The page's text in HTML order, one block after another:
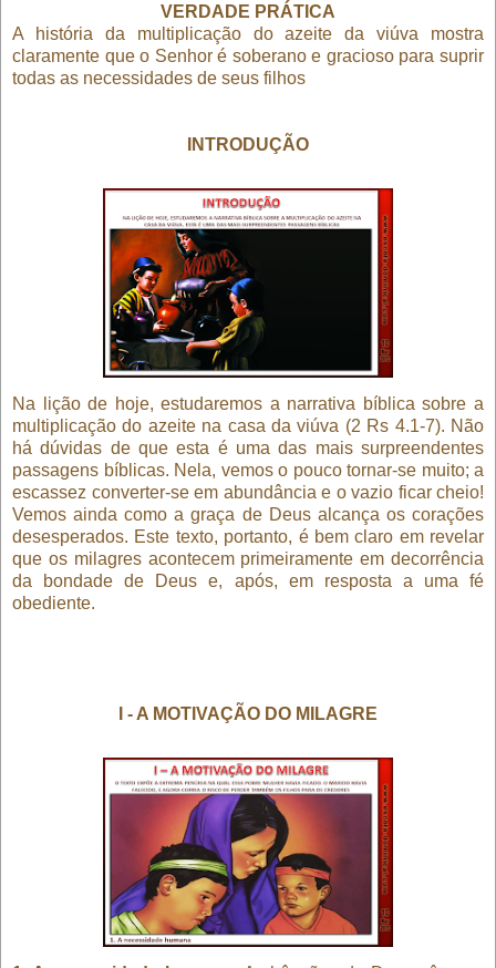
VERDADE PRÁTICA
A história da multiplicação do azeite da viúva mostra
claramente que o Senhor é soberano e gracioso para suprir
todas as necessidades de seus filhos
INTRODUÇÃO
Na lição de hoje, estudaremos a narrativa bíblica sobre a
multiplicação do azeite na casa da viúva (2 Rs 4.1-7). Não
há dúvidas de que esta é uma das mais surpreendentes
passagens bíblicas. Nela, vemos o pouco tornar-se muito; a
escassez converter-se em abundância e o vazio ficar cheio!
Vemos ainda como a graça de Deus alcança os corações
desesperados. Este texto, portanto, é bem claro em revelar
que os milagres acontecem primeiramente em decorrência
da bondade de Deus e, após, em resposta a uma fé
obediente.
I - A MOTIVAÇÃO DO MILAGRE